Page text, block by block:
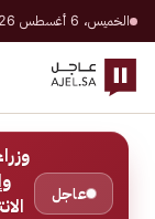
الخميس، 6 أغسطس 2026 · 23 صفر 1448 هـ
عاجل